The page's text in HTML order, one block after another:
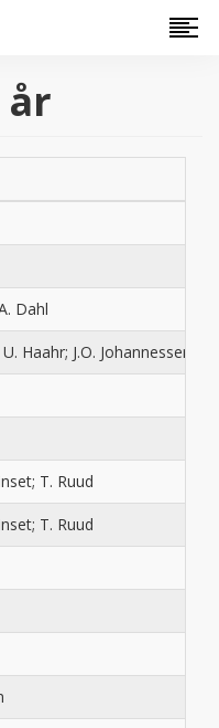
Dahl
Haahr; J.O. Johannessen;
T. Ruud
T. Ruud